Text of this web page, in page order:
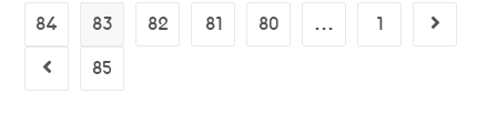
1
…
80
81
82
83
84
85